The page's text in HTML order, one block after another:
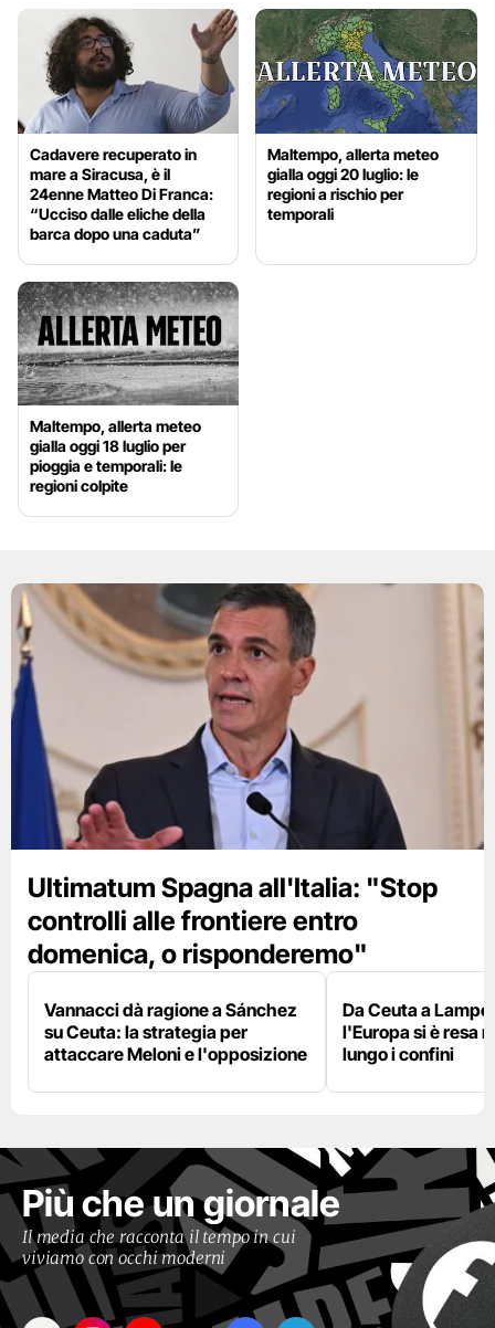
Cadavere recuperato in
mare a Siracusa, è il
24enne Matteo Di Franca:
“Ucciso dalle eliche della
barca dopo una caduta”
Maltempo, allerta meteo
gialla oggi 20 luglio: le
regioni a rischio per
temporali
Maltempo, allerta meteo
gialla oggi 18 luglio per
pioggia e temporali: le
regioni colpite
Ultimatum Spagna all'Italia: "Stop
controlli alle frontiere entro
domenica, o risponderemo"
Vannacci dà ragione a Sánchez
su Ceuta: la strategia per
attaccare Meloni e l'opposizione
Da Ceuta a
l'Europa si è resa
lungo i confini
Più che un giornale
Il media che racconta il tempo in cui
viviamo con occhi moderni